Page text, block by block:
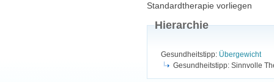
Standardtherapie vorliegen
Hierarchie
Gesundheitstipp: Übergewicht
Gesundheitstipp: Sinnvolle